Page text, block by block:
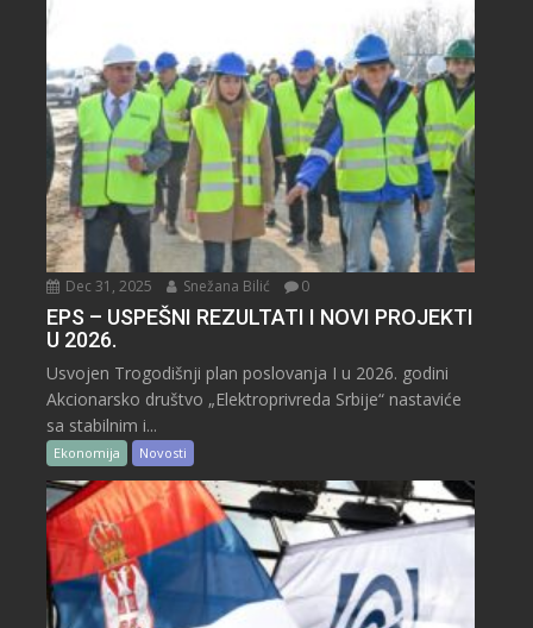
Dec 31, 2025 Snežana Bilić 0
EPS – USPEŠNI REZULTATI I NOVI PROJEKTI
U 2026.
Usvojen Trogodišnji plan poslovanja I u 2026. godini
Akcionarsko društvo „Elektroprivreda Srbije“ nastaviće
sa stabilnim i...
Ekonomija Novosti